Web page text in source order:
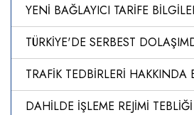
YENİ BAĞLAYICI TARİFE
TRAFİK TEDBİRLERİ HAKKINDA